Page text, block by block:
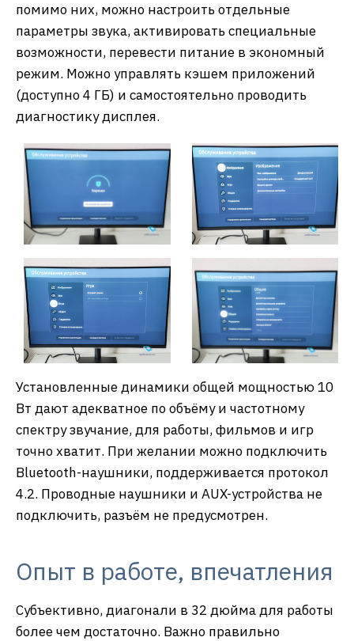
помимо них, можно настроить отдельные
параметры звука, активировать специальные
возможности, перевести питание в экономный
режим. Можно управлять кэшем приложений
(доступно 4 ГБ) и самостоятельно проводить
диагностику дисплея.
Установленные динамики общей мощностью 10
Вт дают адекватное по объёму и частотному
спектру звучание, для работы, фильмов и игр
точно хватит. При желании можно подключить
Bluetooth-наушники, поддерживается протокол
4.2. Проводные наушники и AUX-устройства не
подключить, разъём не предусмотрен.
Опыт в работе, впечатления
Субъективно, диагонали в 32 дюйма для работы
более чем достаточно. Важно правильно